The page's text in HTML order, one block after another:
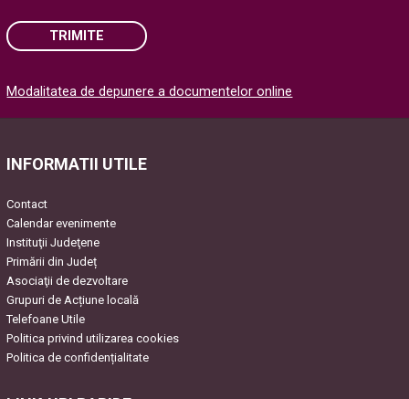
TRIMITE
Please
empty.
Modalitatea de depunere a documentelor online
INFORMATII UTILE
Contact
Calendar evenimente
Instituţii Judeţene
Primării din Județ
Asociaţii de dezvoltare
Grupuri de Acțiune locală
Telefoane Utile
Politica privind utilizarea cookies
Politica de confidențialitate